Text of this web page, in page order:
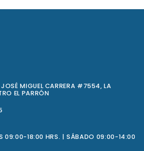
MIGUEL CARRERA #7554, LA
EL PARRÓN
09:00-18:00 HRS. | SÁBADO 09:00-14:00